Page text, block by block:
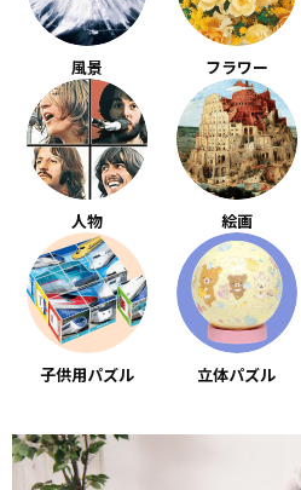
風景 フラワー
人物 絵画
子供用パズル 立体パズル